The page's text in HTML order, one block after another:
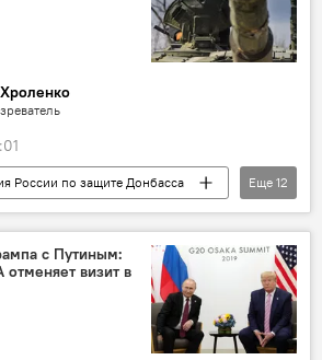
России по защите Донбасса
Украина
ЕС
Пентагон
Владимир Путин
Еще 12
с Путиным:
визит в